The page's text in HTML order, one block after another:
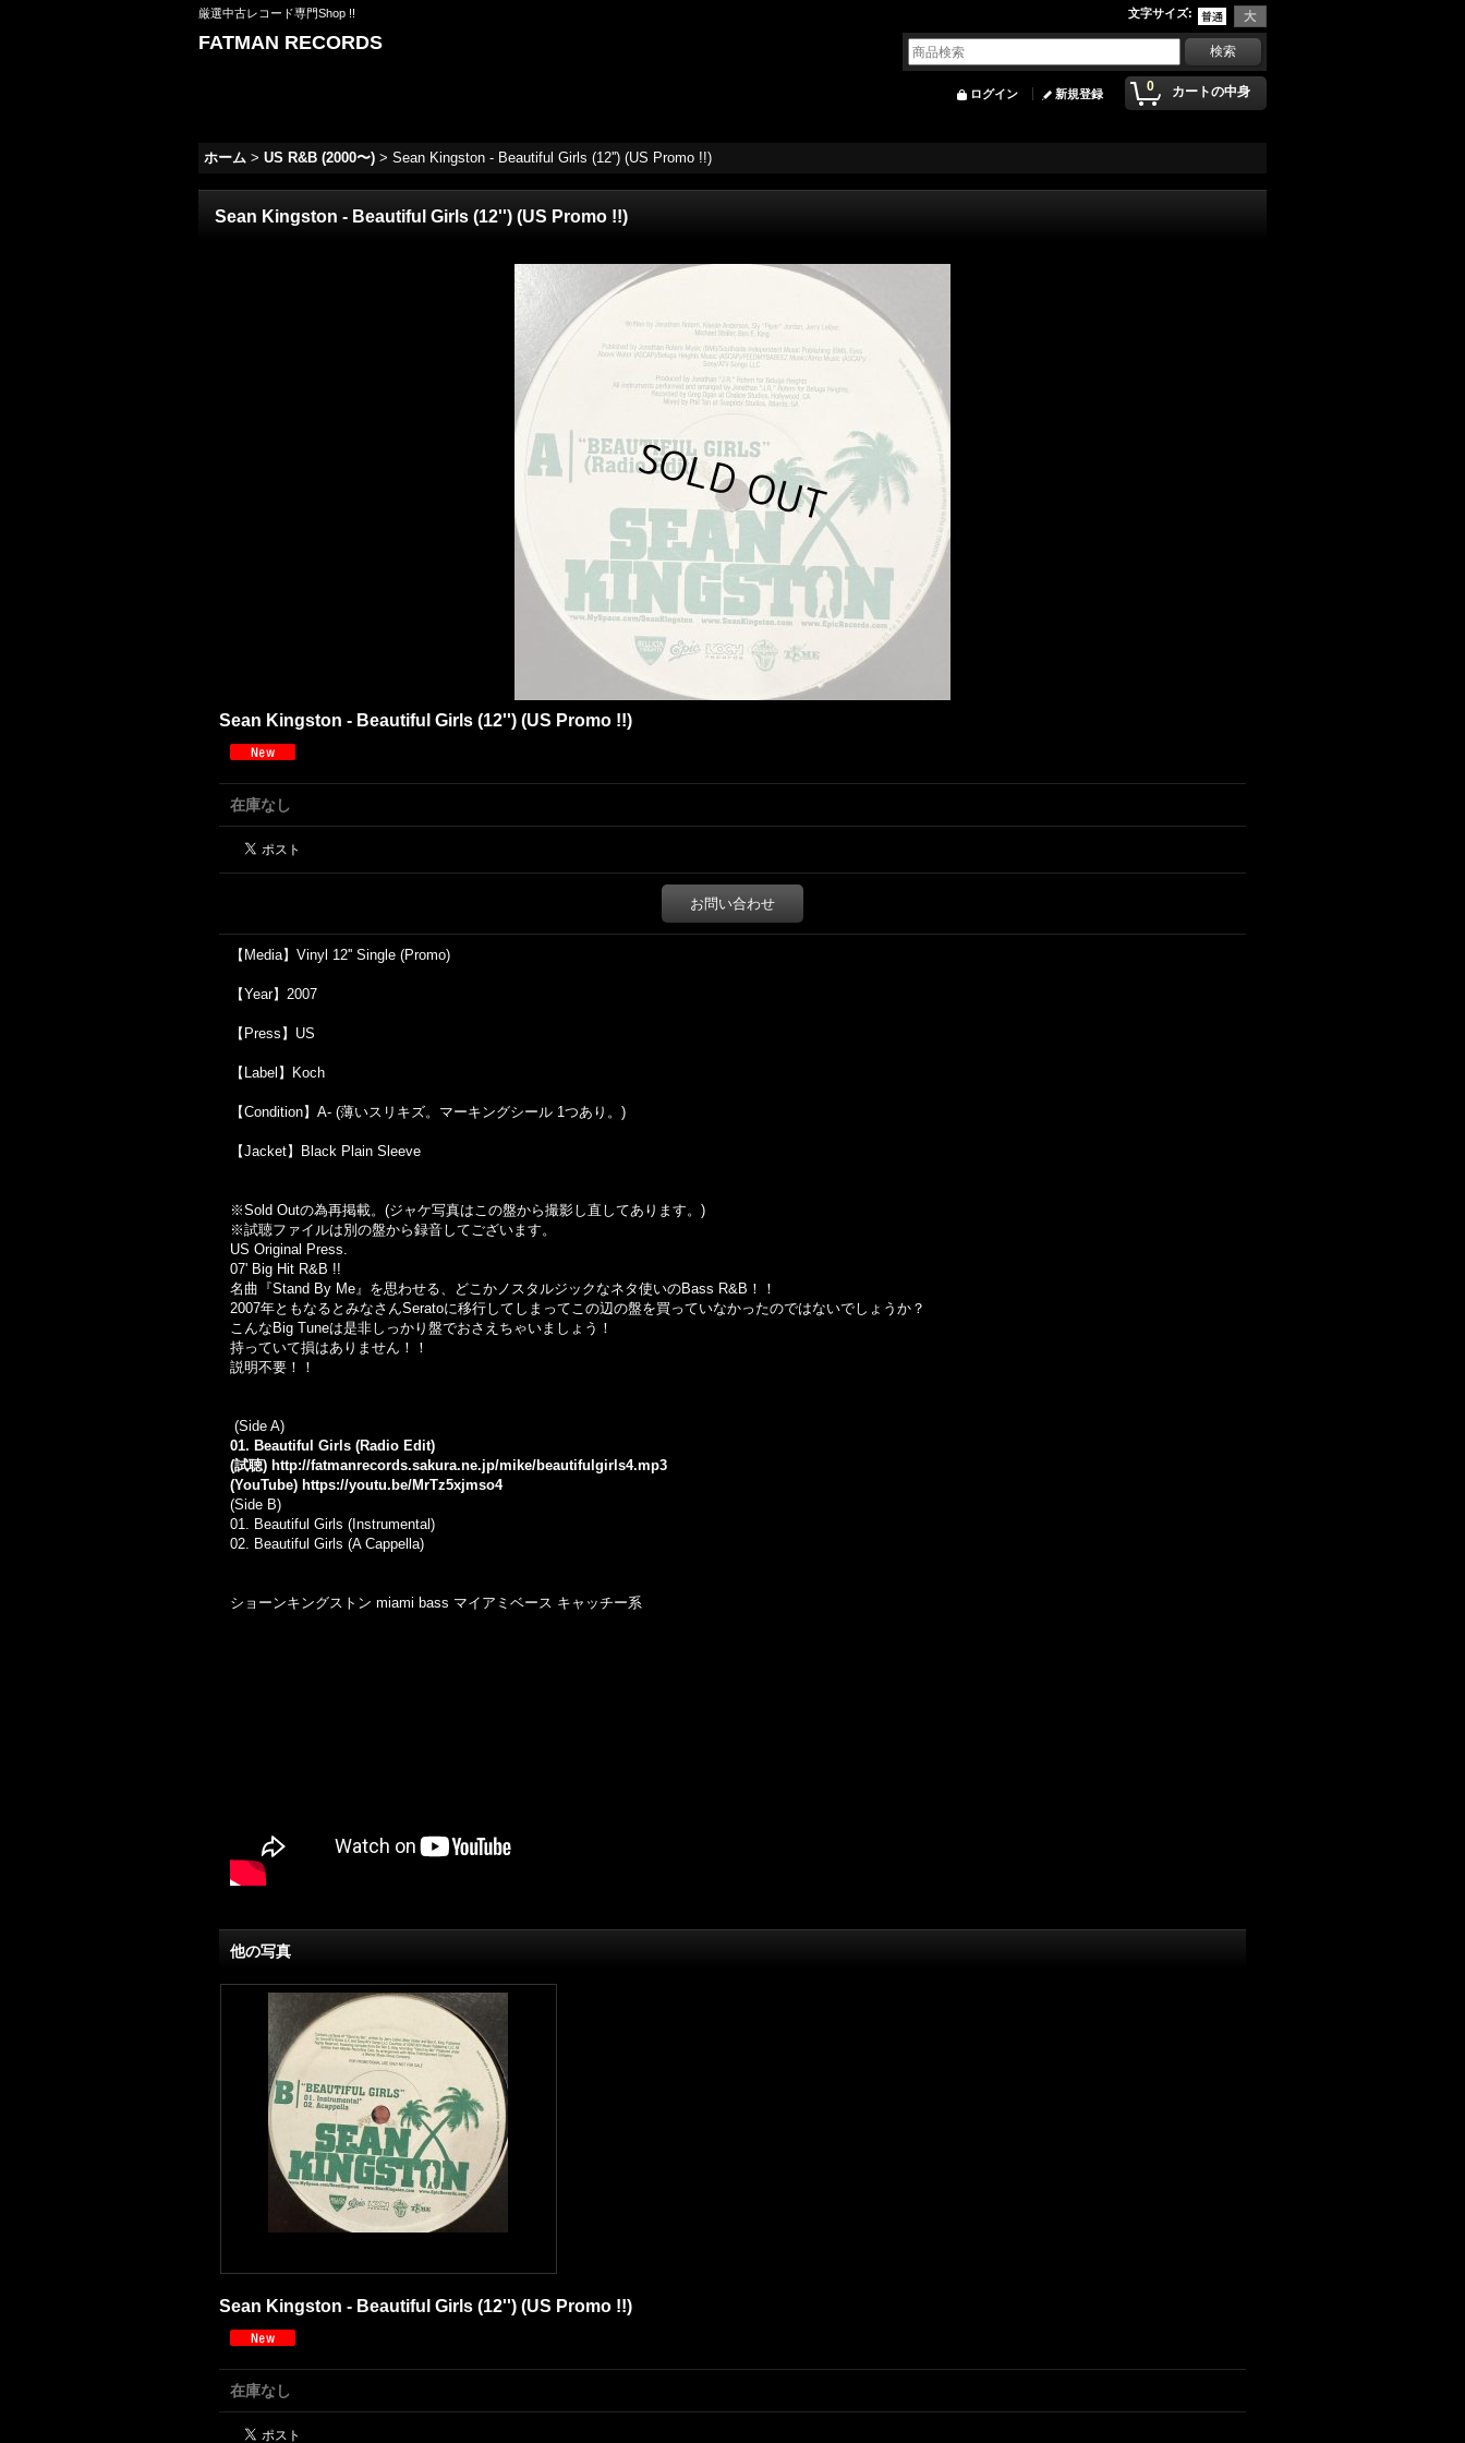
厳選中古レコード専門Shop !! 文字サイズ:
FATMAN RECORDS
0 カートの中身
ログイン 新規登録
ホーム > US R&B (2000〜) > Sean Kingston - Beautiful Girls (12'') (US Promo !!)
Sean Kingston - Beautiful Girls (12'') (US Promo !!)
Sean Kingston - Beautiful Girls (12'') (US Promo !!)
在庫なし
お問い合わせ
【Media】Vinyl 12'' Single (Promo)
【Year】2007
【Press】US
【Label】Koch
【Condition】A- (薄いスリキズ。マーキングシール 1つあり。)
【Jacket】Black Plain Sleeve
※Sold Outの為再掲載。 (ジャケ写真はこの盤から撮影し直してあります。 )
※試聴ファイルは別の盤から録音してございます。
US Original Press.
07' Big Hit R&B !!
名曲『Stand By Me』を思わせる、どこかノスタルジックなネタ使いのBass R&B！！
2007年ともなるとみなさんSeratoに移行してしまってこの辺の盤を買っていなかったのではないでしょうか？
こんなBig Tuneは是非しっかり盤でおさえちゃいましょう！
持っていて損はありません！！
説明不要！！
(Side A)
01. Beautiful Girls (Radio Edit)
(試聴) http://fatmanrecords.sakura.ne.jp/mike/beautifulgirls4.mp3
(YouTube) https://youtu.be/MrTz5xjmso4
(Side B)
01. Beautiful Girls (Instrumental)
02. Beautiful Girls (A Cappella)
ショーンキングストン miami bass マイアミベース キャッチー系
他の写真
Sean Kingston - Beautiful Girls (12'') (US Promo !!)
在庫なし